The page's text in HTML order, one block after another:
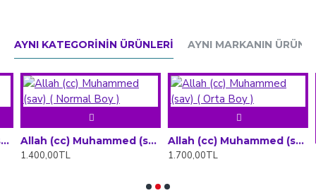
AYNI KATEGORININ ÜRÜNLERI AYNI MARKANIN
Boy )
Allah (cc) Muhammed (sav) ( Normal Boy )
1.400,00TL
Allah (cc) Muhammed (sav) ( Orta Boy )
1.700,00TL